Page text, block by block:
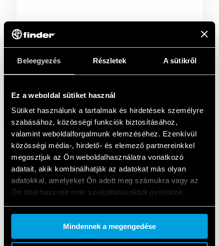
Beleegyezés Részletek A sütikről
Ez a weboldal sütiket használ
Sütiket használunk a tartalmak és hirdetések személyre
szabásához, közösségi funkciók biztosításához,
valamint weboldalforgalmunk elemzéséhez. Ezenkívül
közösségi média-, hirdető- és elemező partnereinkkel
megosztjuk az Ön weboldalhasználatra vonatkozó
adatait, akik kombinálhatják az adatokat más olyan
adatokkal, amelyeket Ön adott meg számukra vagy az
Ön által használt más szolgáltatásokból gyűjtöttek.
Cookie policy.
Mindennek a megengedése
ALKALMAZOTT
TERMÉKEK